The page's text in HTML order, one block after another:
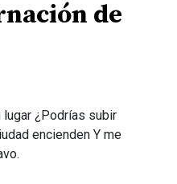
de
lugar ¿Podrías subir
encienden Y me